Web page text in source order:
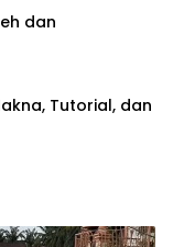
dan
Tutorial, dan